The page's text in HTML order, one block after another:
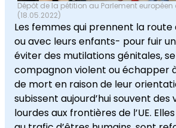
Dépôt de la pétition au Parlement européen
(18.05.2022)
Les femmes qui prennent la route
ou avec leurs enfants- pour fuir
éviter des mutilations génitales,
compagnon violent ou échapper
de mort en raison de leur
subissent aujourd’hui souvent des
lourdes aux frontières de l’UE.